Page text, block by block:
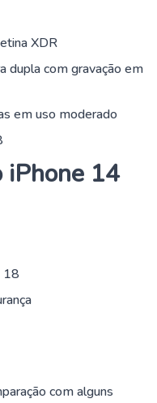
XDR
dupla com gravação em
em uso moderado
iPhone 14
18
com alguns